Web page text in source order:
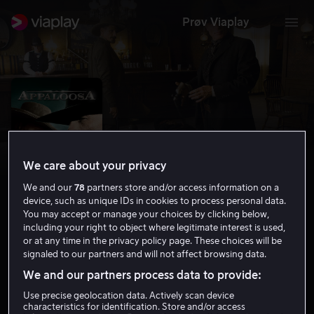
Prøv Viaplay
Appaloosa
6.7 Drama Krim 2008 1 t 50 min
15 år
HD
We care about your privacy
We and our78 partners store and/or access information on a
device, such as unique IDs in cookies to process personal data.
You may accept or manage your choices by clicking below,
including your right to object where legitimate interest is used,
or at any time in the privacy policy page. These choices will be
signaled to our partners and will not affect browsing data.
We and our partners process data to provide:
Use precise geolocation data. Actively scan device
characteristics for identification. Store and/or access